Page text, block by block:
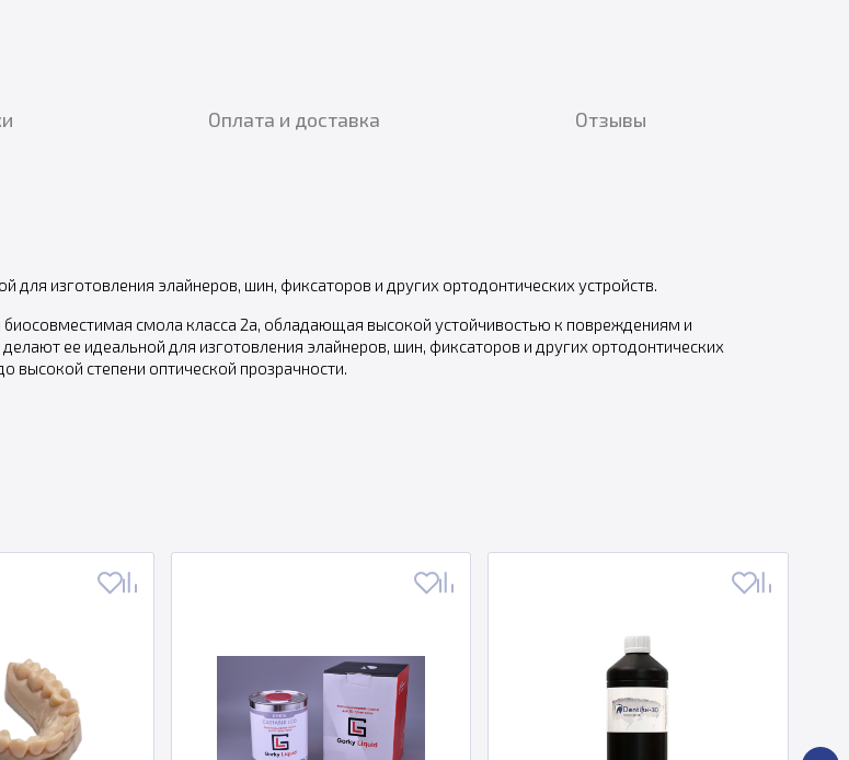
Оплата и доставка Отзывы
изготовления элайнеров, шин, фиксаторов и других ортодонтических устройств.
смола класса 2a, обладающая высокой устойчивостью к повреждениям и
ее идеальной для изготовления элайнеров, шин, фиксаторов и других ортодонтических
высокой степени оптической прозрачности.